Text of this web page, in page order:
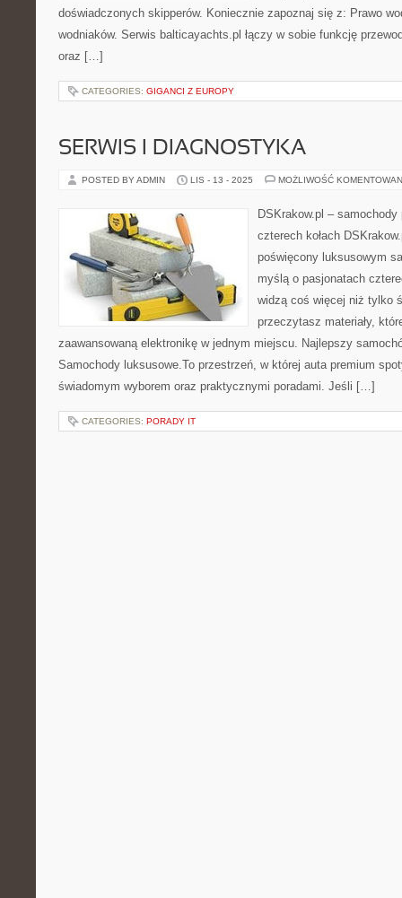
doświadczonych skipperów. Koniecznie zapoznaj się z: Prawo
wodniaków. Serwis balticayachts.pl łączy w sobie funkcję
oraz […]
CATEGORIES: GIGANCI Z EUROPY
SERWIS I DIAGNOSTYKA
POSTED BY ADMIN LIS - 13 - 2025 MOŻLIWOŚĆ
DSKrakow.pl –
czterech kołach
poświęcony luksusowym
myślą o pasjonatach
widzą coś więcej niż tylko
przeczytasz materiały,
zaawansowaną elektronikę w jednym miejscu. Najlepszy
Samochody luksusowe.To przestrzeń, w której auta premium
świadomym wyborem oraz praktycznymi poradami. Jeśli […]
CATEGORIES: PORADY IT